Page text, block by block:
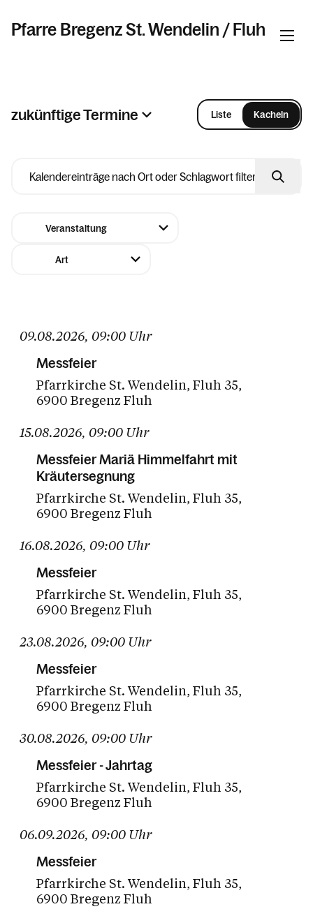
Pfarre Bregenz St. Wendelin / Fluh
Kontakt
zukünftige Termine Liste Kacheln
August
28 30
24 25 26 27 28 29
Heute Zukünftige Termine
09.08.2026, 09:00 Uhr
Messfeier
Pfarrkirche St. Wendelin Fluh 35
6900 Bregenz Fluh
15.08.2026, 09:00 Uhr
Messfeier Mariä Himmelfahrt mit
Kräutersegnung
Pfarrkirche St. Wendelin Fluh 35
6900 Bregenz Fluh
16.08.2026, 09:00 Uhr
Messfeier
Pfarrkirche St. Wendelin Fluh 35
6900 Bregenz Fluh
23.08.2026, 09:00 Uhr
Messfeier
Pfarrkirche St. Wendelin Fluh 35
6900 Bregenz Fluh
30.08.2026, 09:00 Uhr
Messfeier - Jahrtag
Pfarrkirche St. Wendelin Fluh 35
6900 Bregenz Fluh
06.09.2026, 09:00 Uhr
Messfeier
Pfarrkirche St. Wendelin Fluh 35
6900 Bregenz Fluh